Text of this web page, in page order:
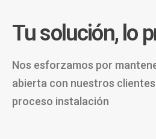
Tu solución, lo
Nos esforzamos por
abierta con nuestros
proceso instalación